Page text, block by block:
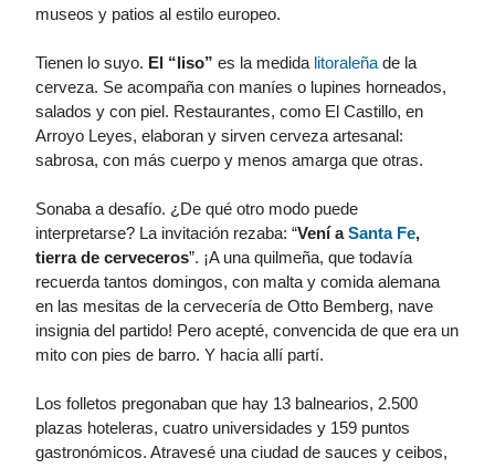
museos y patios al estilo europeo.
Tienen lo suyo. El “liso” es la medida litoraleña de la
cerveza. Se acompaña con maníes o lupines horneados,
salados y con piel. Restaurantes, como El Castillo, en
Arroyo Leyes, elaboran y sirven cerveza artesanal:
sabrosa, con más cuerpo y menos amarga que otras.
Sonaba a desafío. ¿De qué otro modo puede
interpretarse? La invitación rezaba: “Vení aSanta Fe,
tierra de cerveceros”. ¡A una quilmeña, que todavía
recuerda tantos domingos, con malta y comida alemana
en las mesitas de la cervecería de Otto Bemberg, nave
insignia del partido! Pero acepté, convencida de que era un
mito con pies de barro. Y hacia allí partí.
Los folletos pregonaban que hay 13 balnearios, 2.500
plazas hoteleras, cuatro universidades y 159 puntos
gastronómicos. Atravesé una ciudad de sauces y ceibos,